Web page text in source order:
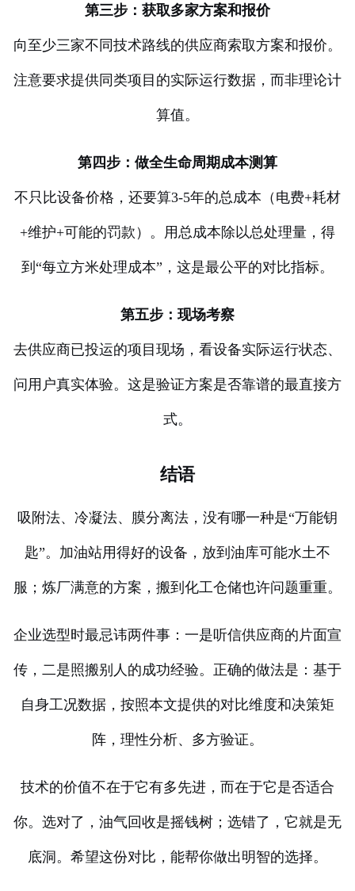
第三步：获取多家方案和报价
向至少三家不同技术路线的供应商索取方案和报价。
注意要求提供同类项目的实际运行数据，而非理论计
算值。
第四步：做全生命周期成本测算
不只比设备价格，还要算3-5年的总成本（电费+耗材
+维护+可能的罚款）。用总成本除以总处理量，得
到“每立方米处理成本”，这是最公平的对比指标。
第五步：现场考察
去供应商已投运的项目现场，看设备实际运行状态、
问用户真实体验。这是验证方案是否靠谱的最直接方
式。
结语
吸附法、冷凝法、膜分离法，没有哪一种是“万能钥
匙”。加油站用得好的设备，放到油库可能水土不
服；炼厂满意的方案，搬到化工仓储也许问题重重。
企业选型时最忌讳两件事：一是听信供应商的片面宣
传，二是照搬别人的成功经验。正确的做法是：基于
自身工况数据，按照本文提供的对比维度和决策矩
阵，理性分析、多方验证。
技术的价值不在于它有多先进，而在于它是否适合
你。选对了，油气回收是摇钱树；选错了，它就是无
底洞。希望这份对比，能帮你做出明智的选择。